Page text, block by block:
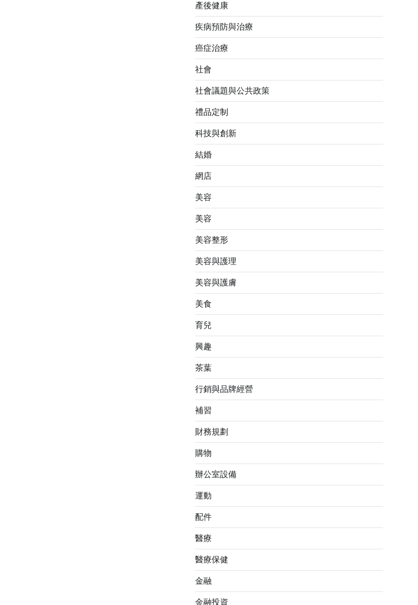
產後健康
疾病預防與治療
癌症治療
社會
社會議題與公共政策
禮品定制
科技與創新
結婚
網店
美容
美容
美容整形
美容與護理
美容與護膚
美食
育兒
興趣
茶葉
行銷與品牌經營
補習
財務規劃
購物
辦公室設備
運動
配件
醫療
醫療保健
金融
金融投資